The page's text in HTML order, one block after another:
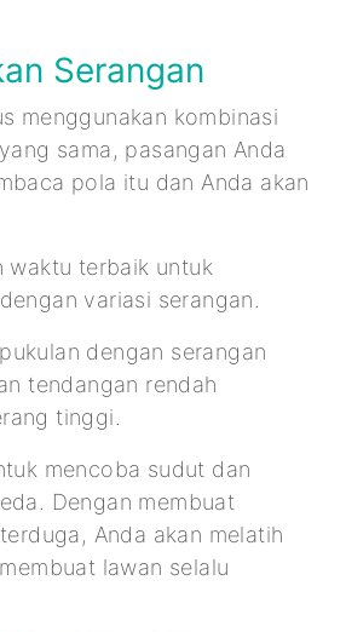
Serangan
menggunakan kombinasi
yang sama, pasangan Anda
pola itu dan Anda akan
waktu terbaik untuk
variasi serangan.
dengan serangan
tendangan rendah
tinggi.
mencoba sudut dan
Dengan membuat
Anda akan melatih
lawan selalu